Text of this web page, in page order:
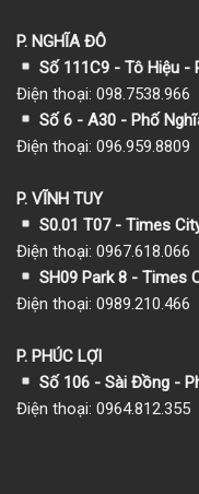
P. NGHĨA ĐÔ
Số 111C9 - Tô Hiệu -
Điện thoại: 098.7538.966
Số 6 - A30 - Phố
Điện thoại: 096.959.8809
P. VĨNH TUY
S0.01 T07 - Times
Điện thoại: 0967.618.066
SH09 Park 8 - Times
Điện thoại: 0989.210.466
P. PHÚC LỢI
Số 106 - Sài Đồng -
Điện thoại: 0964.812.355